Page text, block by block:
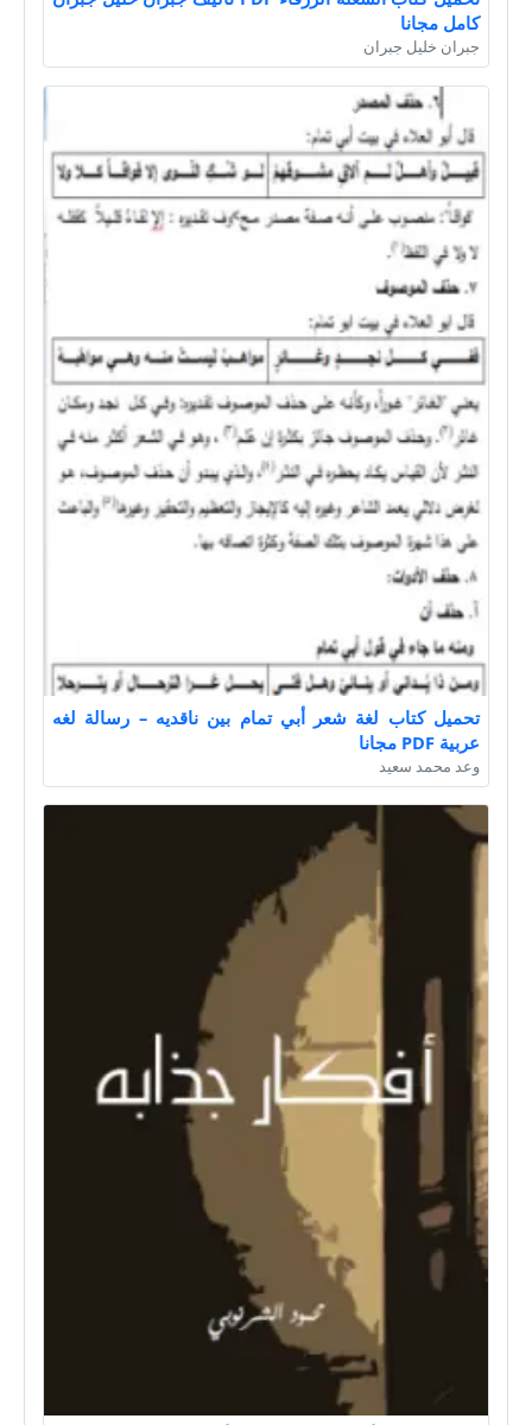
كامل مجانا
جبران خليل جبران
تحميل كتاب لغة شعر أبي تمام بين ناقديه – رسالة لغه
عربية PDF مجانا
وعد محمد سعيد